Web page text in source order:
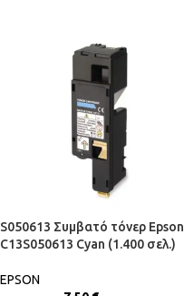
S050613 Συμβατό τόνερ Epson
C13S050613 Cyan (1.400 σελ.)
EPSON